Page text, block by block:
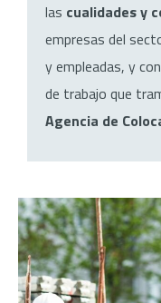
las cualidades y
empresas del
y empleadas, y
de trabajo que
Agencia de